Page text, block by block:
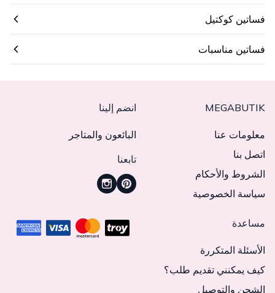
فساتين كوكتيل
فساتين مناسبات
MEGABUTIK
معلومات عنا
اتصل بنا
الشروط والأحكام
سياسة الخصوصية
انضم إلينا
البائعون والمتاجر
تابعنا
مساعدة
الأسئلة المتكررة
كيف يمكنني تقديم طلب؟
الشحن والتوصيل